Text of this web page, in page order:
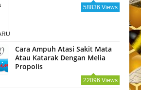
58836 Views
Cara Ampuh Atasi Sakit Mata
Atau Katarak Dengan Melia
Propolis
22096 Views